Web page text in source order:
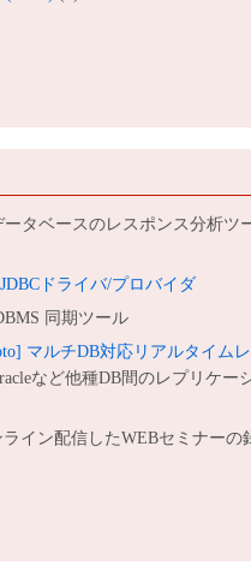
ータベースのレスポンス分析ツ
ドライバ/プロバイダ
同期ツール
マルチDB対応リアルタイムレ
など他種DB間のレプリケー
イン配信したWEBセミナーの